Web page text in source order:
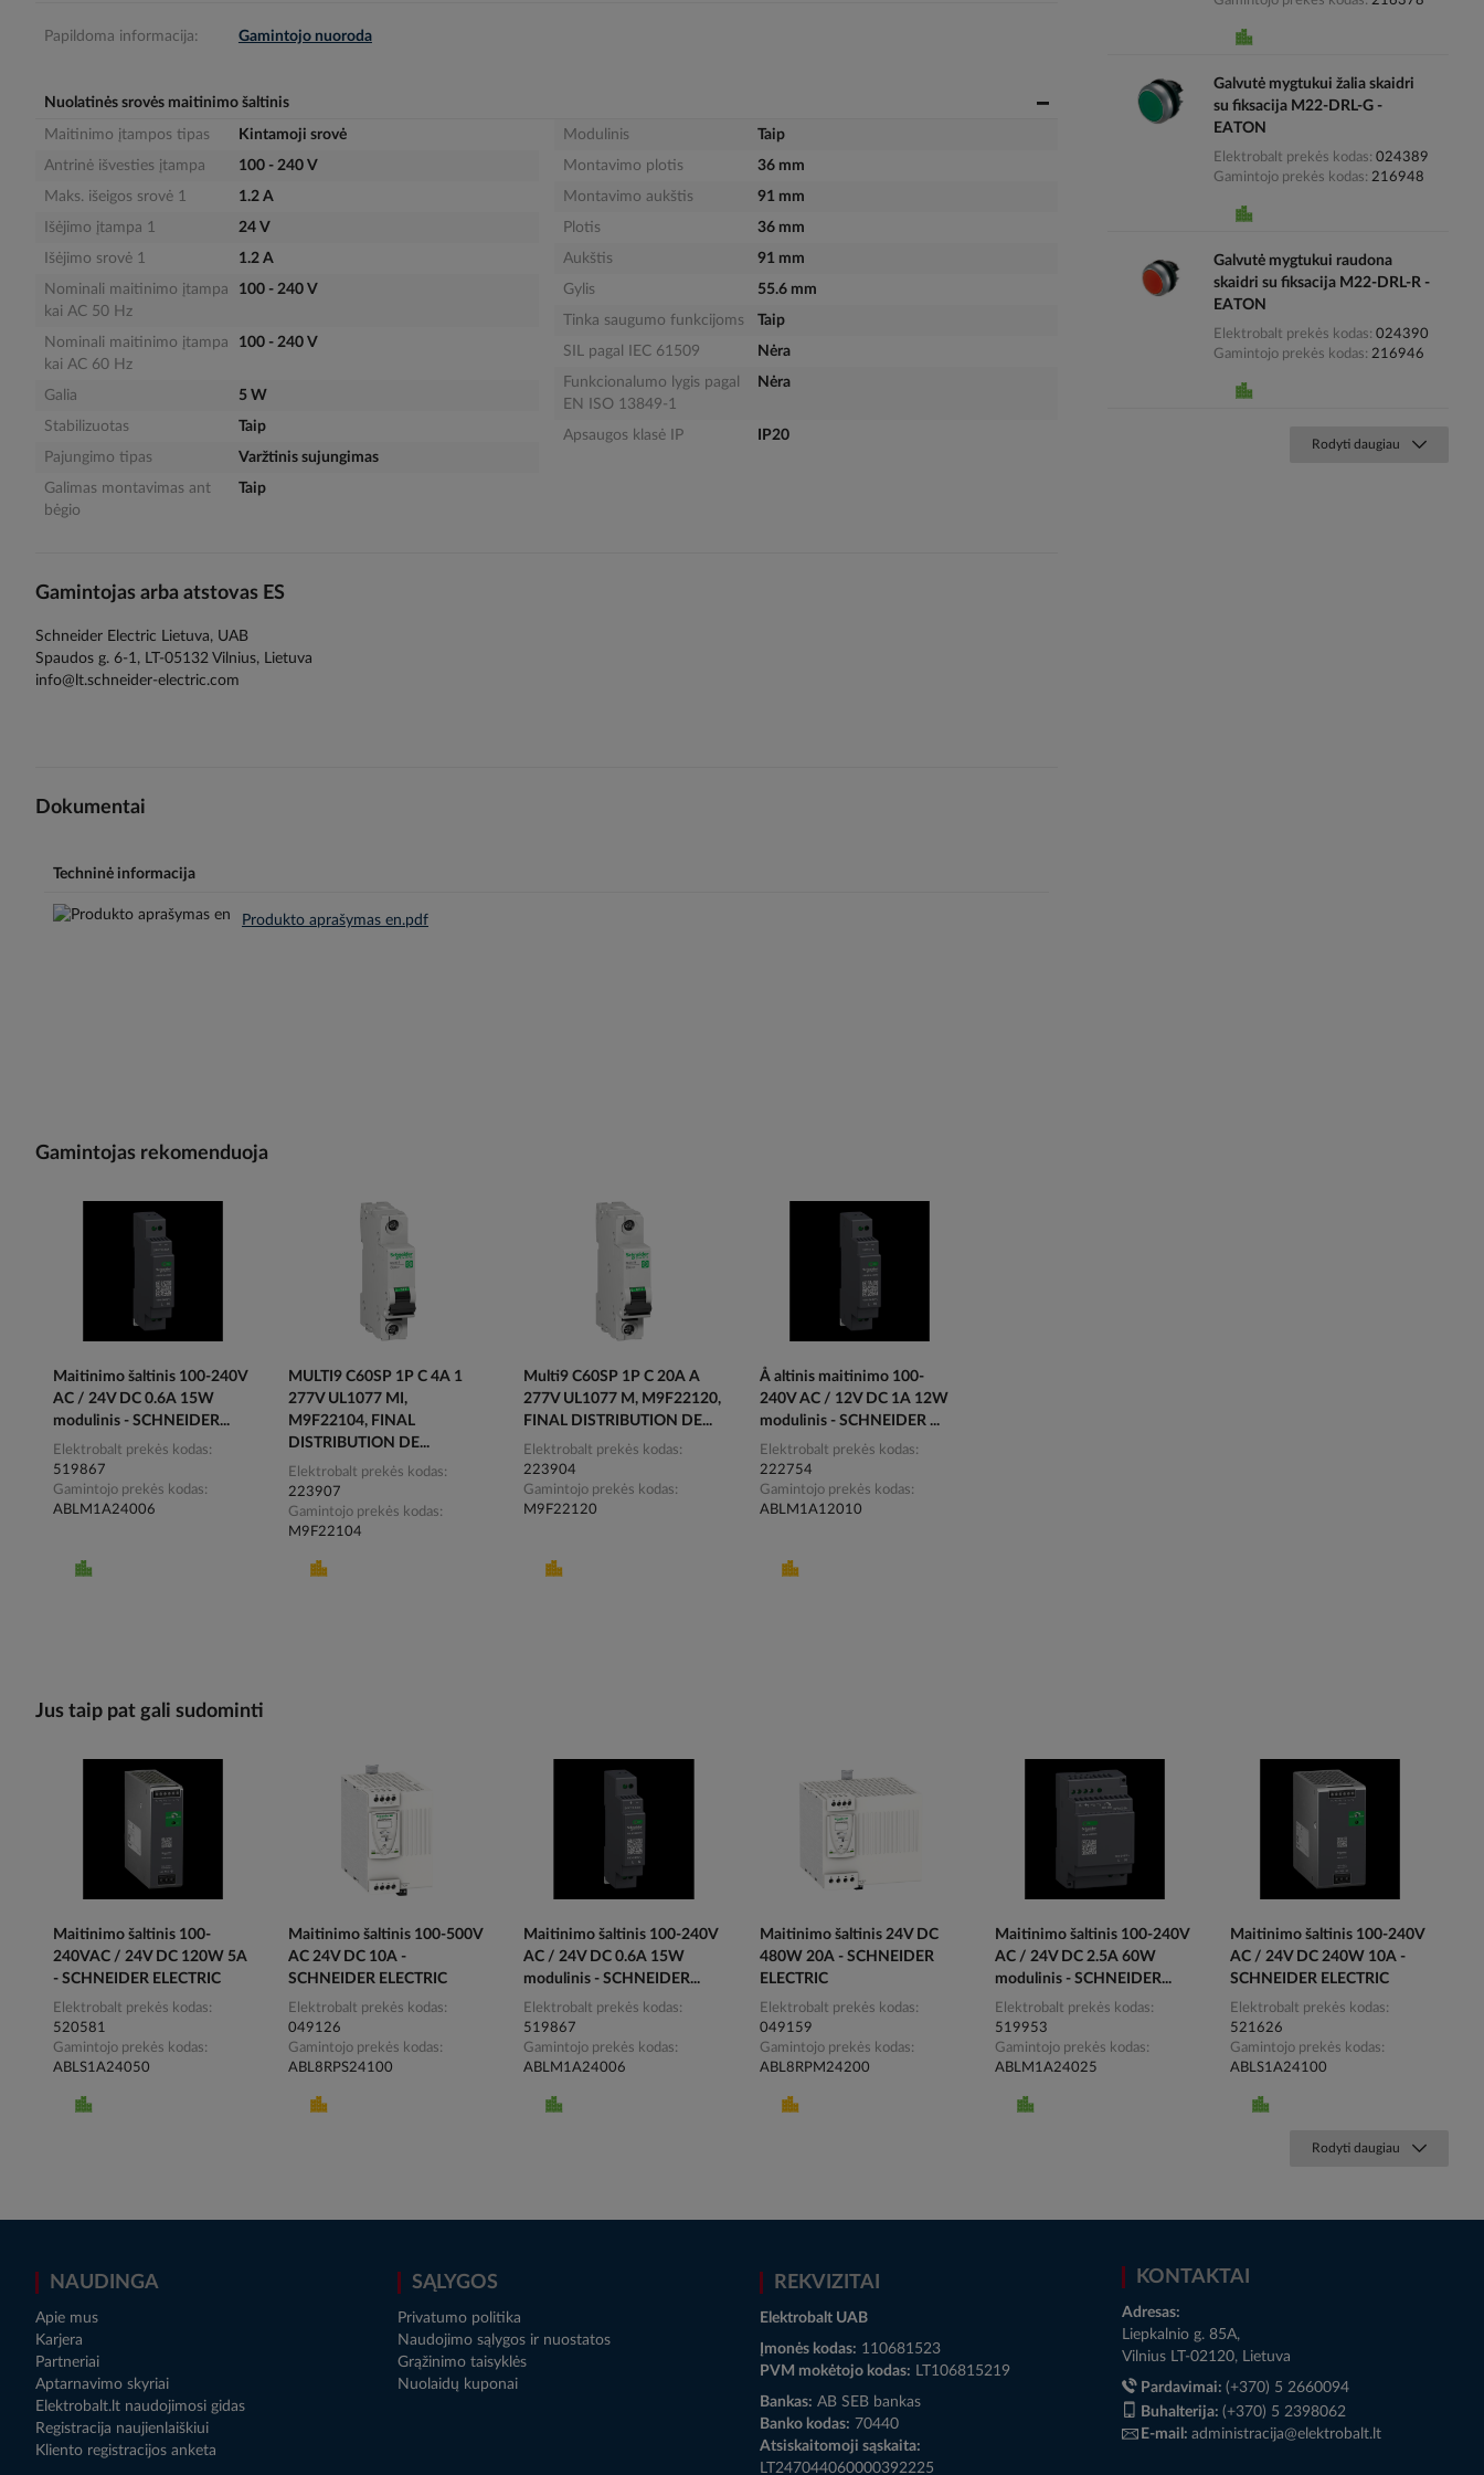
Papildoma informacija: Gamintojo nuoroda
Nuolatinės srovės maitinimo šaltinis
Maitinimo įtampos tipas
Kintamoji srovė
Antrinė išvesties įtampa
100 - 240 V
Maks. išeigos srovė 1
1.2 A
Išėjimo įtampa 1
24 V
Išėjimo srovė 1
1.2 A
Nominali maitinimo įtampa
kai AC 50 Hz
100 - 240 V
Nominali maitinimo įtampa
kai AC 60 Hz
100 - 240 V
Galia
5 W
Stabilizuotas
Taip
Pajungimo tipas
Varžtinis sujungimas
Galimas montavimas ant
bėgio
Taip
Modulinis
Taip
Montavimo plotis
36 mm
Montavimo aukštis
91 mm
Plotis
36 mm
Aukštis
91 mm
Gylis
55.6 mm
Tinka saugumo funkcijoms
Taip
SIL pagal IEC 61509
Nėra
Funkcionalumo lygis pagal
EN ISO 13849-1
Nėra
Apsaugos klasė IP IP20
Gamintojas arba atstovas ES
Schneider Electric Lietuva, UAB
Spaudos g. 6-1, LT-05132 Vilnius, Lietuva
info@lt.schneider-electric.com
Dokumentai
Techninė informacija
Produkto aprašymas en.pdf
Galvutė mygtukui žalia skaidri
su fiksacija M22-DRL-G -
EATON
Elektrobalt prekės kodas 024389
Gamintojo prekės kodas 216948
Galvutė mygtukui raudona
skaidri su fiksacija M22-DRL-R -
EATON
Elektrobalt prekės kodas 024390
Gamintojo prekės kodas 216946
Rodyti daugiau
Gamintojas rekomenduoja
Maitinimo šaltinis 100-240V
AC / 24V DC 0.6A 15W
modulinis - SCHNEIDER...
Elektrobalt prekės kodas
519867
Gamintojo prekės kodas
ABLM1A24006
MULTI9 C60SP 1P C 4A 1
277V UL1077 MI,
M9F22104, FINAL
DISTRIBUTION DE...
Elektrobalt prekės kodas
223907
Gamintojo prekės kodas
M9F22104
Multi9 C60SP 1P C 20A A
277V UL1077 M, M9F22120,
FINAL DISTRIBUTION DE...
Elektrobalt prekės kodas
223904
Gamintojo prekės kodas
M9F22120
Å altinis maitinimo 100-
240V AC / 12V DC 1A 12W
modulinis - SCHNEIDER ...
Elektrobalt prekės kodas
222754
Gamintojo prekės kodas
ABLM1A12010
Jus taip pat gali sudominti
Maitinimo šaltinis 100-
240VAC / 24V DC 120W 5A
- SCHNEIDER ELECTRIC
Elektrobalt prekės kodas
520581
Gamintojo prekės kodas
ABLS1A24050
Maitinimo šaltinis 100-500V
AC 24V DC 10A -
SCHNEIDER ELECTRIC
Elektrobalt prekės kodas
049126
Gamintojo prekės kodas
ABL8RPS24100
Maitinimo šaltinis 100-240V
AC / 24V DC 0.6A 15W
modulinis - SCHNEIDER...
Elektrobalt prekės kodas
519867
Gamintojo prekės kodas
ABLM1A24006
Maitinimo šaltinis 24V DC
480W 20A - SCHNEIDER
ELECTRIC
Elektrobalt prekės kodas
049159
Gamintojo prekės kodas
ABL8RPM24200
Maitinimo šaltinis 100-240V
AC / 24V DC 2.5A 60W
modulinis - SCHNEIDER...
Elektrobalt prekės kodas
519953
Gamintojo prekės kodas
ABLM1A24025
Maitinimo šaltinis 100-240V
AC / 24V DC 240W 10A -
SCHNEIDER ELECTRIC
Elektrobalt prekės kodas
521626
Gamintojo prekės kodas
ABLS1A24100
Rodyti daugiau
NAUDINGA
Apie mus
Karjera
Partneriai
Aptarnavimo skyriai
Elektrobalt.lt naudojimosi gidas
Registracija naujienlaiškiui
Kliento registracijos anketa
SĄLYGOS
Privatumo politika
Naudojimo sąlygos ir nuostatos
Grąžinimo taisyklės
Nuolaidų kuponai
REKVIZITAI
Elektrobalt UAB
Įmonės kodas: 110681523
PVM mokėtojo kodas: LT106815219
Bankas: AB SEB bankas
Banko kodas: 70440
Atsiskaitomoji sąskaita:
LT247044060000392225
KONTAKTAI
Adresas:
Liepkalnio g. 85A,
Vilnius LT-02120, Lietuva
Pardavimai: (+370) 5 2660094
Buhalterija: (+370) 5 2398062
E-mail: administracija@elektrobalt.lt